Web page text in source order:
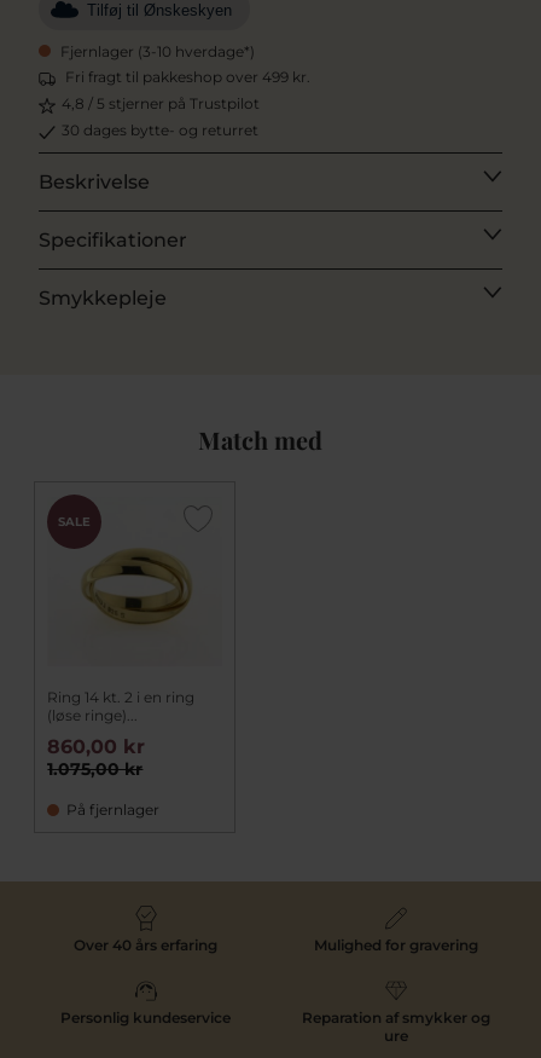
Tilføj til Ønskeskyen
Fjernlager (3-10 hverdage*)
Fri fragt til pakkeshop over 499 kr.
4,8 / 5 stjerner på Trustpilot
30 dages bytte- og returret
Beskrivelse
Specifikationer
Smykkepleje
Match med
SALE
Ring 14 kt. 2 i en ring
(løse ringe)...
1.075,00 kr
860,00 kr
På fjernlager
Over 40 års erfaring Mulighed for gravering
Personlig kundeservice
Reparation af smykker og
ure